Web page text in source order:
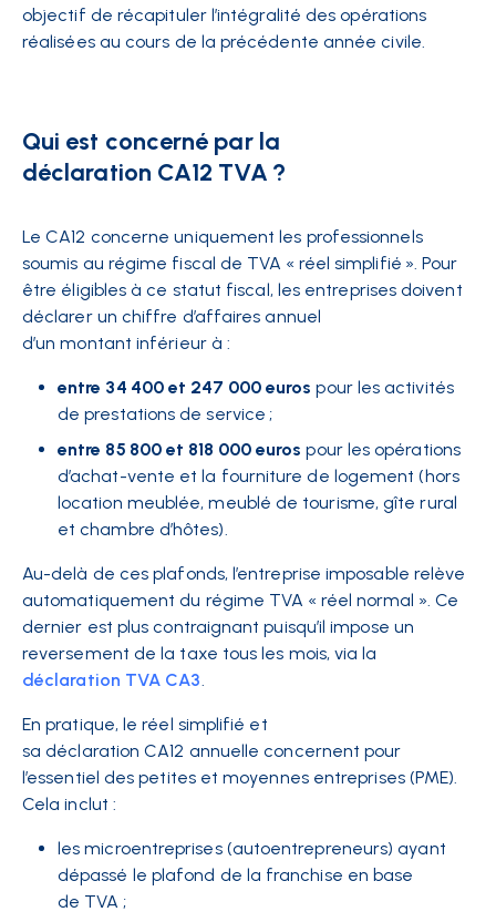
objectif de récapituler l’intégralité des opérations
réalisées au cours de la précédente année civile.
Qui est concerné par la
déclaration CA12 TVA ?
Le CA12 concerne uniquement les professionnels
soumis au régime fiscal de TVA « réel simplifié ». Pour
être éligibles à ce statut fiscal, les entreprises doivent
déclarer un chiffre d’affaires annuel
d’un montant inférieur à :
entre 34 400 et 247 000 euros pour les activités
de prestations de service ;
entre 85 800 et 818 000 euros pour les opérations
d’achat-vente et la fourniture de logement (hors
location meublée, meublé de tourisme, gîte rural
et chambre d’hôtes).
Au-delà de ces plafonds, l’entreprise imposable relève
automatiquement du régime TVA « réel normal ». Ce
dernier est plus contraignant puisqu’il impose un
reversement de la taxe tous les mois, via la
déclaration TVA CA3.
En pratique, le réel simplifié et
sa déclaration CA12 annuelle concernent pour
l’essentiel des petites et moyennes entreprises (PME).
Cela inclut :
les microentreprises (autoentrepreneurs) ayant
dépassé le plafond de la franchise en base
de TVA ;